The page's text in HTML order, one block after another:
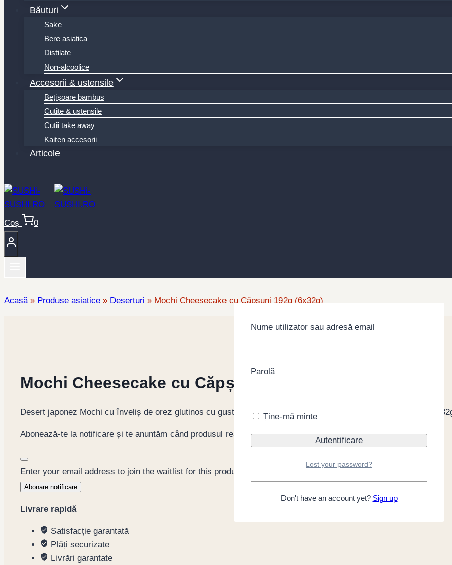
Băuturi
Sake
Bere asiatica
Distilate
Non-alcoolice
Accesorii & ustensile
Bețișoare bambus
Cutite & ustensile
Cutii take away
Kaiten accesorii
Articole
Coș 0
Acasă» Produse asiatice » Deserturi » Mochi Cheesecake cu Căpșuni 192g (6x32g)
Mochi Cheesecake cu Căpșuni 192g (6x32g)
Desert japonez Mochi cu înveliș de orez glutinos cu gust de brânză, umplut cu înghețată de căpșuni, 6 bucăți a
Abonează-te la notificare și te anuntăm când produsul reapare pe stoc.
Dismiss
notification
Enter your email address to join the waitlist for this product
Abonare notificare
Livrare rapidă
Satisfacție garantată
Plăți securizate
Livrări garantate
Nume utilizator sau adresă email
Parolă
Ține-mă minte
Lost your password?
Don't have an account yet? Sign up